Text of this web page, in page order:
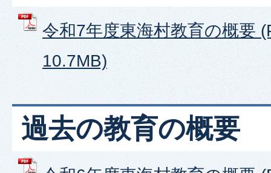
令和7年度東海村教育の概要
10.7MB)
過去の教育の概要